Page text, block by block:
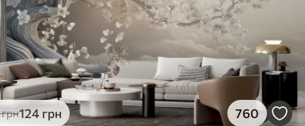
грн124 грн 760